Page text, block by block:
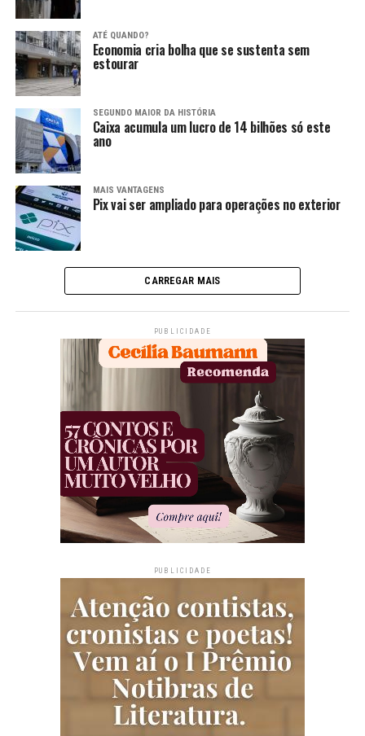
ATÉ QUANDO?
Economia cria bolha que se sustenta sem
estourar
SEGUNDO MAIOR DA HISTÓRIA
Caixa acumula um lucro de 14 bilhões só este
ano
MAIS VANTAGENS
Pix vai ser ampliado para operações no exterior
CARREGAR MAIS
PUBLICIDADE
PUBLICIDADE